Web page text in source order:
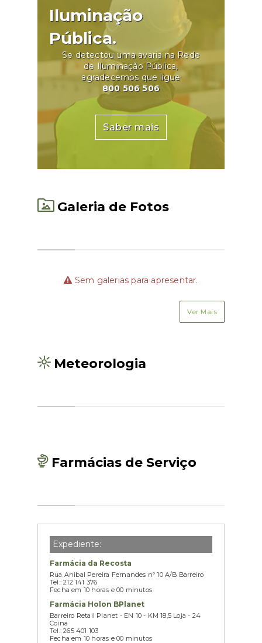
Iluminação
Pública.
Se detectou uma avaria na Rede
de Iluminação Pública,
agradecemos que ligue
800 506 506
Saber mais
Galeria de Fotos
Sem galerias para apresentar.
Ver Mais
Meteorologia
Farmácias de Serviço
Expediente:
Farmácia da Recosta
Rua Anibal Pereira Fernandes nº 10 A/B Barreiro
Tel.: 212 141 376
Fecha em 10 horas e 00 minutos
Farmácia Holon BPlanet
Barreiro Retail Planet - EN 10 - KM 18,5 Loja - 24
Coina
Tel.: 265 401 103
Fecha em 10 horas e 00 minutos